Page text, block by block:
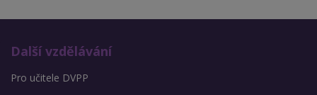
Další vzdělávání
Pro učitele DVPP